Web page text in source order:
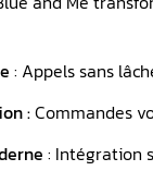
: Appels sans
:Commandes
: Intégration